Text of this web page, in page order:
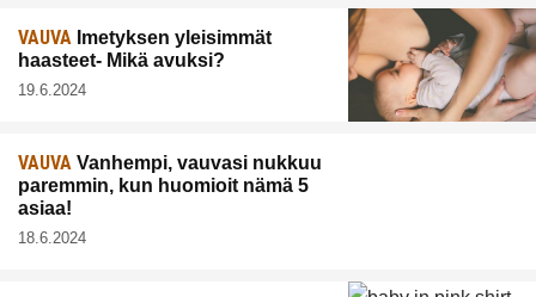
VAUVA Imetyksen yleisimmät
haasteet- Mikä avuksi?
19.6.2024
VAUVA Vanhempi, vauvasi nukkuu
paremmin, kun huomioit nämä 5
asiaa!
18.6.2024